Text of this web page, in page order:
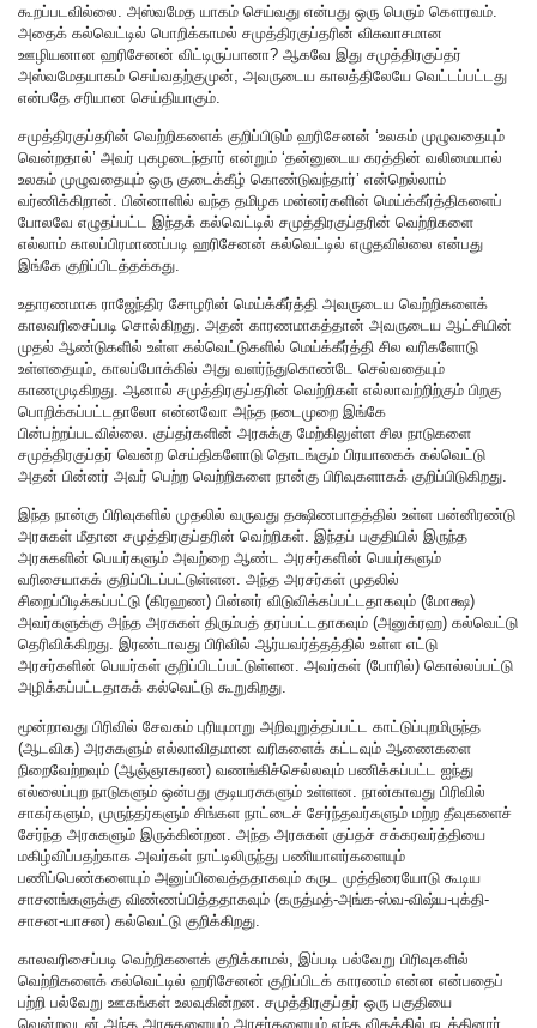
கூறப்படவில்லை. அஸ்வமேத யாகம் செய்வது என்பது ஒரு பெரும் கௌரவம்.
அதைக் கல்வெட்டில் பொறிக்காமல் சமுத்திரகுப்தரின் விசுவாசமான
ஊழியனான ஹரிசேனன் விட்டிருப்பானா? ஆகவே இது சமுத்திரகுப்தர்
அஸ்வமேதயாகம் செய்வதற்குமுன், அவருடைய காலத்திலேயே வெட்டப்பட்டது
என்பதே சரியான செய்தியாகும்.
சமுத்திரகுப்தரின் வெற்றிகளைக் குறிப்பிடும் ஹரிசேனன் ‘உலகம் முழுவதையும்
வென்றதால்’ அவர் புகழடைந்தார் என்றும் ‘தன்னுடைய கரத்தின் வலிமையால்
உலகம் முழுவதையும் ஒரு குடைக்கீழ் கொண்டுவந்தார்’ என்றெல்லாம்
வர்ணிக்கிறான். பின்னாளில் வந்த தமிழக மன்னர்களின் மெய்க்கீர்த்திகளைப்
போலவே எழுதப்பட்ட இந்தக் கல்வெட்டில் சமுத்திரகுப்தரின் வெற்றிகளை
எல்லாம் காலப்பிரமாணப்படி ஹரிசேனன் கல்வெட்டில் எழுதவில்லை என்பது
இங்கே குறிப்பிடத்தக்கது.
உதாரணமாக ராஜேந்திர சோழரின் மெய்க்கீர்த்தி அவருடைய வெற்றிகளைக்
காலவரிசைப்படி சொல்கிறது. அதன் காரணமாகத்தான் அவருடைய ஆட்சியின்
முதல் ஆண்டுகளில் உள்ள கல்வெட்டுகளில் மெய்க்கீர்த்தி சில வரிகளோடு
உள்ளதையும், காலப்போக்கில் அது வளர்ந்துகொண்டே செல்வதையும்
காணமுடிகிறது. ஆனால் சமுத்திரகுப்தரின் வெற்றிகள் எல்லாவற்றிற்கும் பிறகு
பொறிக்கப்பட்டதாலோ என்னவோ அந்த நடைமுறை இங்கே
பின்பற்றப்படவில்லை. குப்தர்களின் அரசுக்கு மேற்கிலுள்ள சில நாடுகளை
சமுத்திரகுப்தர் வென்ற செய்திகளோடு தொடங்கும் பிரயாகைக் கல்வெட்டு
அதன் பின்னர் அவர் பெற்ற வெற்றிகளை நான்கு பிரிவுகளாகக் குறிப்பிடுகிறது.
இந்த நான்கு பிரிவுகளில் முதலில் வருவது தக்ஷிணபாதத்தில் உள்ள பன்னிரண்டு
அரசுகள் மீதான சமுத்திரகுப்தரின் வெற்றிகள். இந்தப் பகுதியில் இருந்த
அரசுகளின் பெயர்களும் அவற்றை ஆண்ட அரசர்களின் பெயர்களும்
வரிசையாகக் குறிப்பிடப்பட்டுள்ளன. அந்த அரசர்கள் முதலில்
சிறைப்பிடிக்கப்பட்டு (கிரஹண) பின்னர் விடுவிக்கப்பட்டதாகவும் (மோக்ஷ)
அவர்களுக்கு அந்த அரசுகள் திரும்பத் தரப்பட்டதாகவும் (அனுக்ரஹ) கல்வெட்டு
தெரிவிக்கிறது. இரண்டாவது பிரிவில் ஆர்யவர்த்தத்தில் உள்ள எட்டு
அரசர்களின் பெயர்கள் குறிப்பிடப்பட்டுள்ளன. அவர்கள் (போரில்) கொல்லப்பட்டு
அழிக்கப்பட்டதாகக் கல்வெட்டு கூறுகிறது.
மூன்றாவது பிரிவில் சேவகம் புரியுமாறு அறிவுறுத்தப்பட்ட காட்டுப்புறமிருந்த
(ஆடவிக) அரசுகளும் எல்லாவிதமான வரிகளைக் கட்டவும் ஆணைகளை
நிறைவேற்றவும் (ஆஞ்ஞாகரண) வணங்கிச்செல்லவும் பணிக்கப்பட்ட ஐந்து
எல்லைப்புற நாடுகளும் ஒன்பது குடியரசுகளும் உள்ளன. நான்காவது பிரிவில்
சாகர்களும், முருந்தர்களும் சிங்கள நாட்டைச் சேர்ந்தவர்களும் மற்ற தீவுகளைச்
சேர்ந்த அரசுகளும் இருக்கின்றன. அந்த அரசுகள் குப்தச் சக்கரவர்த்தியை
மகிழ்விப்பதற்காக அவர்கள் நாட்டிலிருந்து பணியாளர்களையும்
பணிப்பெண்களையும் அனுப்பிவைத்ததாகவும் கருட முத்திரையோடு கூடிய
சாசனங்களுக்கு விண்ணப்பித்ததாகவும் (கருத்மத்-அங்க-ஸ்வ-விஷ்ய-புக்தி-
சாசன-யாசன) கல்வெட்டு குறிக்கிறது.
காலவரிசைப்படி வெற்றிகளைக் குறிக்காமல், இப்படி பல்வேறு பிரிவுகளில்
வெற்றிகளைக் கல்வெட்டில் ஹரிசேனன் குறிப்பிடக் காரணம் என்ன என்பதைப்
பற்றி பல்வேறு ஊகங்கள் உலவுகின்றன. சமுத்திரகுப்தர் ஒரு பகுதியை
வென்றவுடன் அந்த அரசுகளையும் அரசர்களையும் எந்த விதத்தில் நடத்தினார்